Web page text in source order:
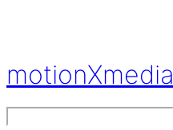
motionXmedia